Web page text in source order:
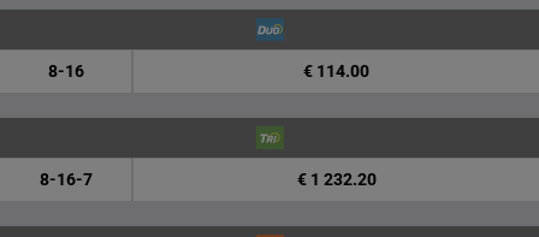
8-16 € 114.00
8-16-7 € 1 232.20